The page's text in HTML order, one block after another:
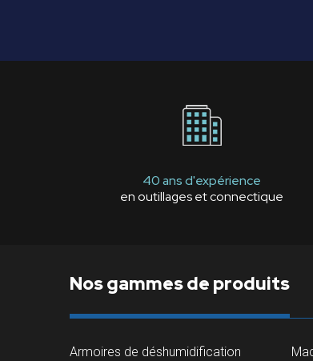
40 ans d'expérience
en outillages et connectique
Nos gammes de produits
Armoires de déshumidification